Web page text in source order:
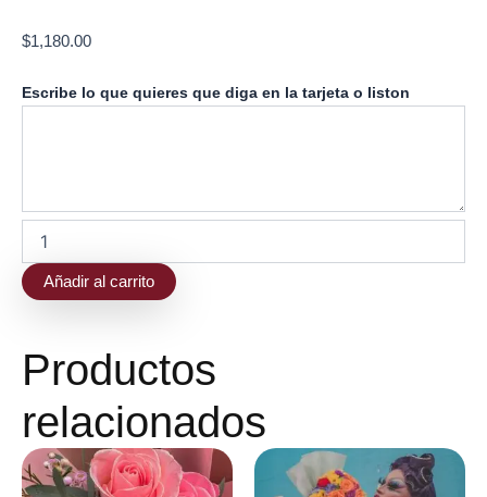
$1,180.00
Escribe lo que quieres que diga en la tarjeta o liston
Luna
floral
Añadir al carrito
Productos
relacionados